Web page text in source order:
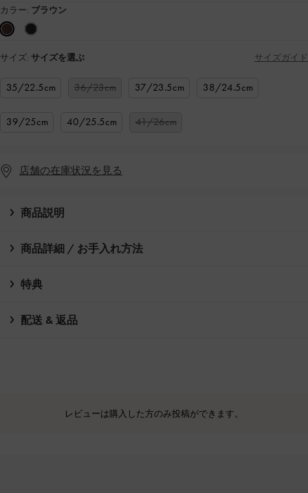
カラー: ブラウン
サイズ: サイズを選ぶ サイズガイド
35/22.5cm 36/23cm 37/23.5cm 38/24.5cm
39/25cm 40/25.5cm 41/26cm
店舗の在庫状況を見る
商品説明
商品詳細 / お手入れ方法
特典
配送 & 返品
レビューは購入した方のみ投稿ができます。